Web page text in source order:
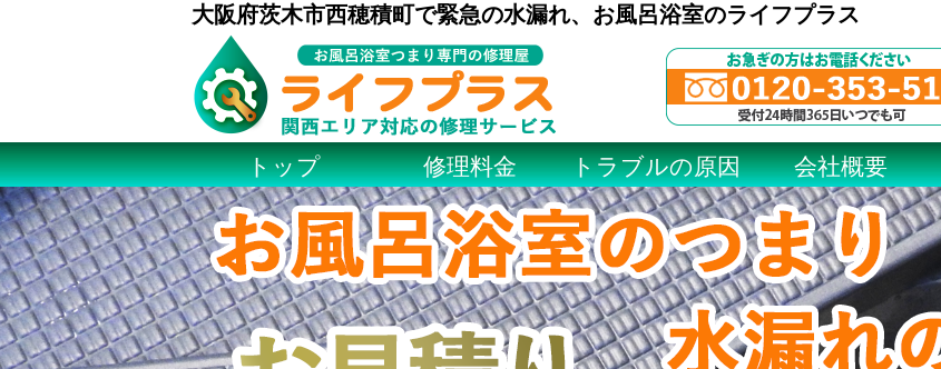
大阪府茨木市西穂積町で緊急の水漏れ、お風呂浴室のライフプラス
トップ 修理料金 トラブルの原因 会社概要